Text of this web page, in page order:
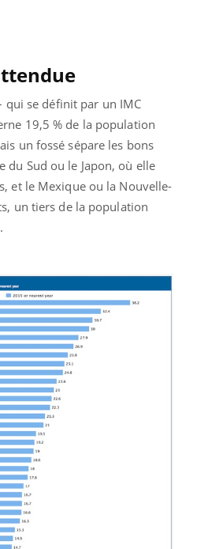
qui se définit par un IMC
19,5 % de la population
un fossé sépare les bons
du Sud ou le Japon, où elle
et le Mexique ou la Nouvelle-
un tiers de la population